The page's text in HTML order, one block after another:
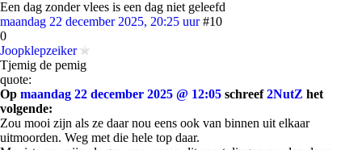
Een dag zonder vlees is een dag niet geleefd
maandag 22 december 2025, 20:25 uur #10
0
Joopklepzeiker
Tjemig de pemig
quote:
Op maandag 22 december 2025 @ 12:05 schreef2NutZ het
volgende:
Zou mooi zijn als ze daar nou eens ook van binnen uit elkaar
uitmoorden. Weg met die hele top daar.